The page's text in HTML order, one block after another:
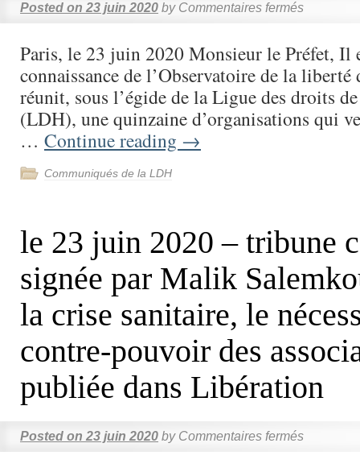
Posted on 23 juin 2020 by Commentaires fermés
Paris, le 23 juin 2020 Monsieur le Préfet, Il
connaissance de l’Observatoire de la
réunit, sous l’égide de la Ligue des droits
(LDH), une quinzaine d’organisations qui
… Continue reading →
Communiqués de la LDH
le 23 juin 2020 – tribune
signée par Malik
la crise sanitaire, le
contre-pouvoir des
publiée dans Libération
Posted on 23 juin 2020 by Commentaires fermés